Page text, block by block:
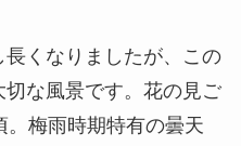
くなりましたが、この
な風景です。花の見ご
。梅雨時期特有の曇天